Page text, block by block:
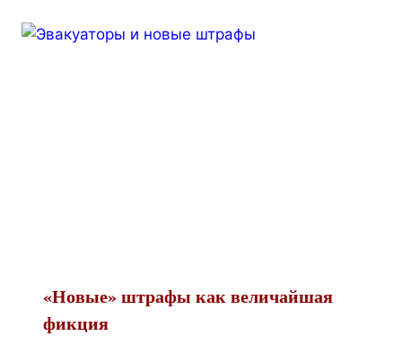
«Новые» штрафы как величайшая
фикция